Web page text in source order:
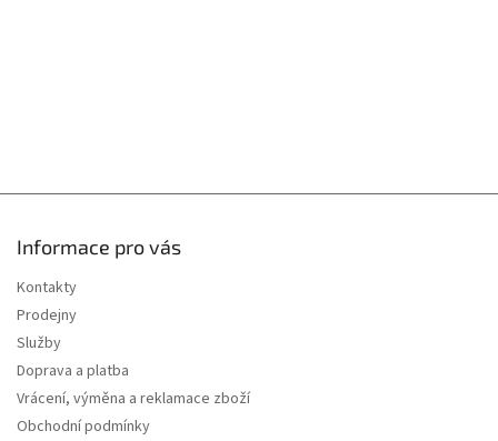
Informace pro vás
Kontakty
Prodejny
Služby
Doprava a platba
Vrácení, výměna a reklamace zboží
Obchodní podmínky